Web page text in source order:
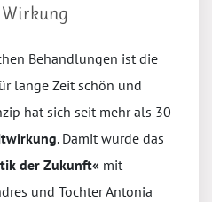
Behandlungen ist die
lange Zeit schön und
hat sich seit mehr als 30
. Damit wurde das
der Zukunft« mit
und Tochter Antonia